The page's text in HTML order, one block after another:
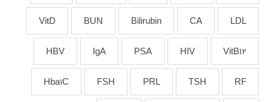
LDL
CA
Bilirubin
BUN
VitD
VitB12
HIV
PSA
IgA
HBV
RF
TSH
PRL
FSH
Hba1C